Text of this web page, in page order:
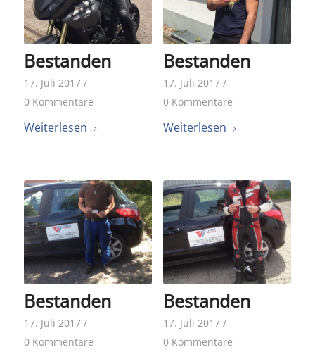
Bestanden
17. Juli 2017 /
0 Kommentare
Weiterlesen
Bestanden
17. Juli 2017 /
0 Kommentare
Weiterlesen
Bestanden
17. Juli 2017 /
0 Kommentare
Bestanden
17. Juli 2017 /
0 Kommentare